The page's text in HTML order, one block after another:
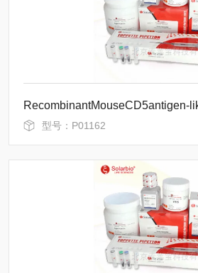
RecombinantMouseCD5antigen-
型号：P01162